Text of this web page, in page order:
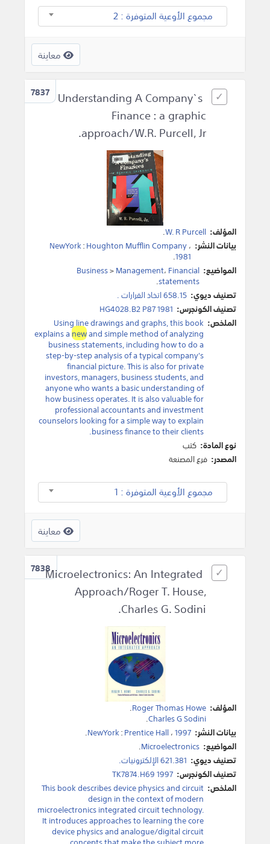
مجموع الأوعية المتوفرة : 2
معاينة
7837 Understanding A Company`s
Finance : a graphic
approach/W.R. Purcell, Jr.
المؤلف: W. R Purcell
.
بيانات النشر:
NewYork:Houghton Mufflin Company،
1981
.
المواضيع:
Business>Management، Financial
statements
.
تصنيف ديوي: 658.15 اتخاذ القرارات .
تصنيف الكونجرس: HG4028.B2 P87 1981
الملخص: Using line drawings and graphs, this book
explains anewand simple method of analyzing
business statements, including how to do a
step-by-step analysis of a typical company's
financial picture. This is also for private
investors, managers, business students, and
anyone who wants a basic understanding of
how business operates. It is also valuable for
professional accountants and investment
counselors looking for a simple way to explain
business finance to their clients.
نوع المادة: كتب
المصدر: فرع المصنعة
مجموع الأوعية المتوفرة : 1
معاينة
7838Microelectronics: An Integrated
Approach/Roger T. House,
Charles G. Sodini.
المؤلف: Roger Thomas Howe
.
Charles G Sodini
.
بيانات النشر:
NewYork:Prentice Hall،1997
.
المواضيع: Microelectronics
.
تصنيف ديوي: 621.381 الإلكترونيات.
تصنيف الكونجرس: TK7874.H69 1997
الملخص: This book describes device physics and circuit
design in the context of modern
microelectronics integrated circuit technology.
It introduces approaches to learning the core
device physics and analogue/digital circuit